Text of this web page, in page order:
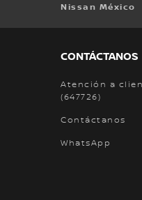
Nissan México
CONTÁCTANOS
Atención a
(647726)
Contáctanos
WhatsApp